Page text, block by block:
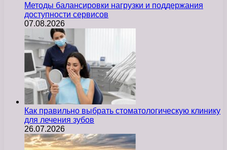
Методы балансировки нагрузки и поддержания
доступности сервисов
07.08.2026
Как правильно выбрать стоматологическую клинику
для лечения зубов
26.07.2026